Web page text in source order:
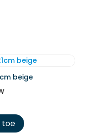
beige
toe